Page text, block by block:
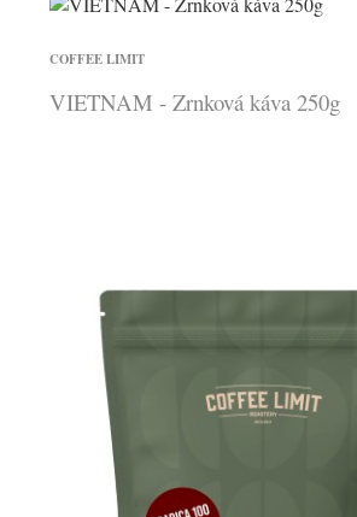
COFFEE LIMIT
VIETNAM - Zrnková káva 250g